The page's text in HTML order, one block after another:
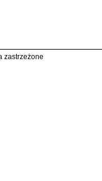
zastrzeżone